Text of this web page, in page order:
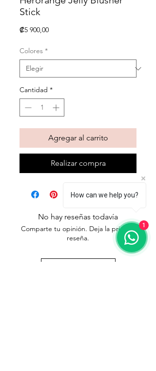
Stick
₡5 900,00Precio
Colores *
Cantidad *
Agregar al carrito
Realizar compra
No hay reseñas todavía
Comparte tu opinión. Deja la primera
reseña.
How can we help you?
1